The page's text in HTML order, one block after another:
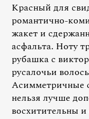
Красный для
романтично-
жакет и
асфальта. Ноту
рубашка с
русалочьи
Асимметричные
нельзя лучше
восхитительны